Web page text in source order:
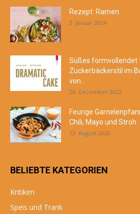
Rezept: Ramen
3. Januar 2024
Süßes formvollendet
Zuckerbäckerstil im
von...
26. Dezember 2022
Feurige
Chili, Mayo und Stroh
13. August 2020
BELIEBTE KATEGORIEN
Kritiken
Speis und Trank